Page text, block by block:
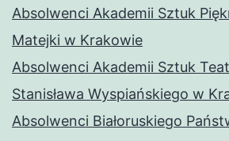
Absolwenci Akademii Sztuk
Matejki w Krakowie
Absolwenci Akademii Sztuk
Stanisława Wyspiańskiego w
Absolwenci Białoruskiego